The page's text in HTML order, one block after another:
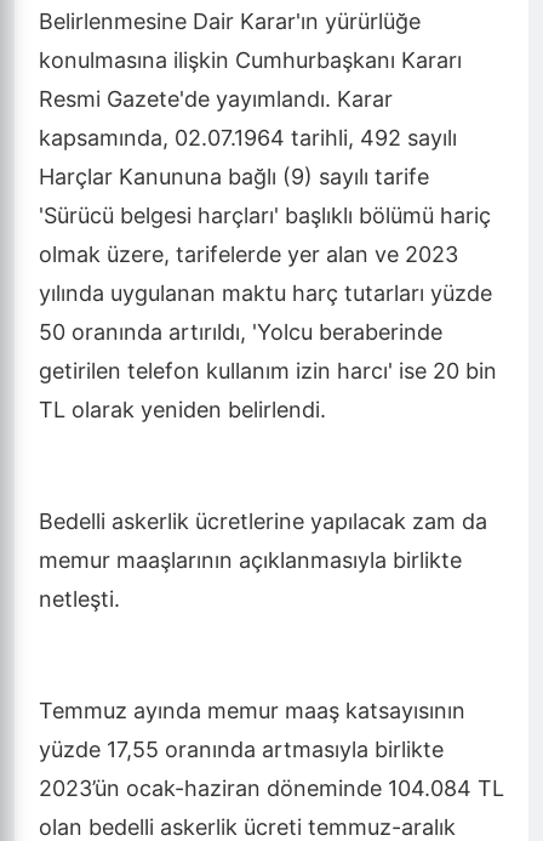
Belirlenmesine Dair Karar'ın yürürlüğe
konulmasına ilişkin Cumhurbaşkanı Kararı
Resmi Gazete'de yayımlandı. Karar
kapsamında, 02.07.1964 tarihli, 492 sayılı
Harçlar Kanununa bağlı (9) sayılı tarife
'Sürücü belgesi harçları' başlıklı bölümü hariç
olmak üzere, tarifelerde yer alan ve 2023
yılında uygulanan maktu harç tutarları yüzde
50 oranında artırıldı, 'Yolcu beraberinde
getirilen telefon kullanım izin harcı' ise 20 bin
TL olarak yeniden belirlendi.
Bedelli askerlik ücretlerine yapılacak zam da
memur maaşlarının açıklanmasıyla birlikte
netleşti.
Temmuz ayında memur maaş katsayısının
yüzde 17,55 oranında artmasıyla birlikte
2023’ün ocak-haziran döneminde 104.084 TL
olan bedelli askerlik ücreti temmuz-aralık